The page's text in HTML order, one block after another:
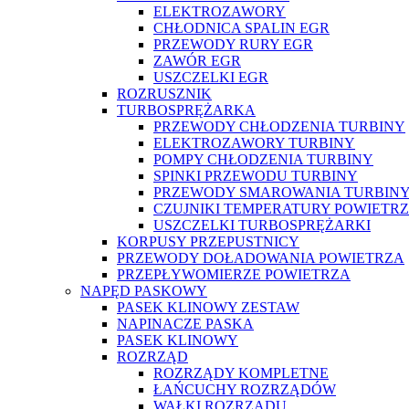
ELEKTROZAWORY
CHŁODNICA SPALIN EGR
PRZEWODY RURY EGR
ZAWÓR EGR
USZCZELKI EGR
ROZRUSZNIK
TURBOSPRĘŻARKA
PRZEWODY CHŁODZENIA TURBINY
ELEKTROZAWORY TURBINY
POMPY CHŁODZENIA TURBINY
SPINKI PRZEWODU TURBINY
PRZEWODY SMAROWANIA
CZUJNIKI TEMPERATURY
USZCZELKI TURBOSPRĘŻARKI
KORPUSY PRZEPUSTNICY
PRZEWODY DOŁADOWANIA POWIETRZA
PRZEPŁYWOMIERZE POWIETRZA
NAPĘD PASKOWY
PASEK KLINOWY ZESTAW
NAPINACZE PASKA
PASEK KLINOWY
ROZRZĄD
ROZRZĄDY KOMPLETNE
ŁAŃCUCHY ROZRZĄDÓW
WAŁKI ROZRZĄDU